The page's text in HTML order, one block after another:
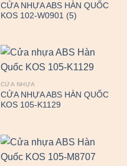
CỬA NHỰA ABS HÀN QUỐC
KOS 102-W0901 (5)
CỬA NHỰA
CỬA NHỰA ABS HÀN QUỐC
KOS 105-K1129